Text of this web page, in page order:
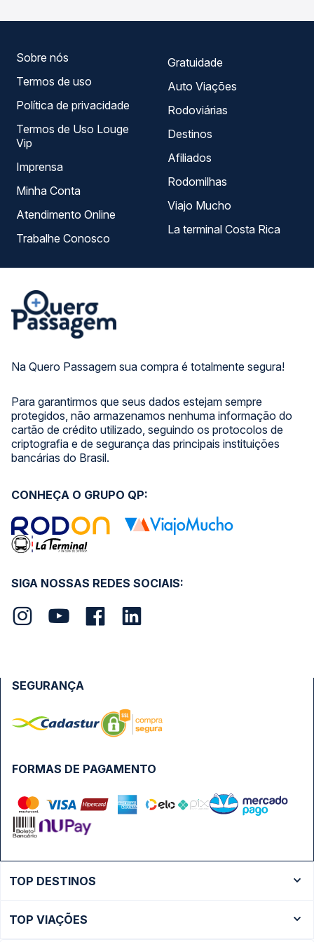
Na Quero Passagem sua compra é totalmente segura!
Para garantirmos que seus dados estejam sempre
protegidos, não armazenamos nenhuma informação do
cartão de crédito utilizado, seguindo os protocolos de
criptografia e de segurança das principais instituições
bancárias do Brasil.
Sobre nós
Termos de uso
Política de privacidade
Termos de Uso Louge
Vip
Imprensa
Minha Conta
Atendimento Online
Trabalhe Conosco
Gratuidade
Auto Viações
Rodoviárias
Destinos
Afiliados
Rodomilhas
Viajo Mucho
La terminal Costa Rica
SIGA NOSSAS REDES SOCIAIS:
CONHEÇA O GRUPO QP:
FORMAS DE PAGAMENTO
SEGURANÇA
TOP DESTINOS
Ônibus São Paulo
TOP VIAÇÕES